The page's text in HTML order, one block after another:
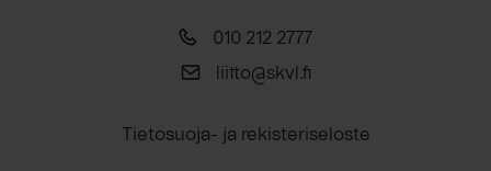
010 212 2777
liitto@skvl.fi
Tietosuoja- ja rekisteriseloste